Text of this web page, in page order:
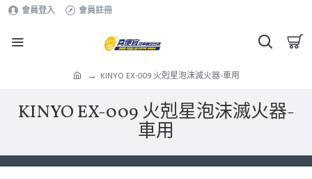
會員登入 會員註冊
KINYO EX-009 火剋星泡沫滅火器-車用
KINYO EX-009 火剋星泡沫滅火器-
車用